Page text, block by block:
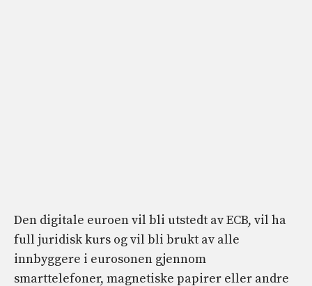
Den digitale euroen vil bli utstedt av ECB, vil ha
full juridisk kurs og vil bli brukt av alle
innbyggere i eurosonen gjennom
smarttelefoner, magnetiske papirer eller andre